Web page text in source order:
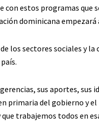
con estos programas que
dominicana empezará
los sectores sociales y
sus aportes,
primaria del gobierno y
que trabajemos todos en